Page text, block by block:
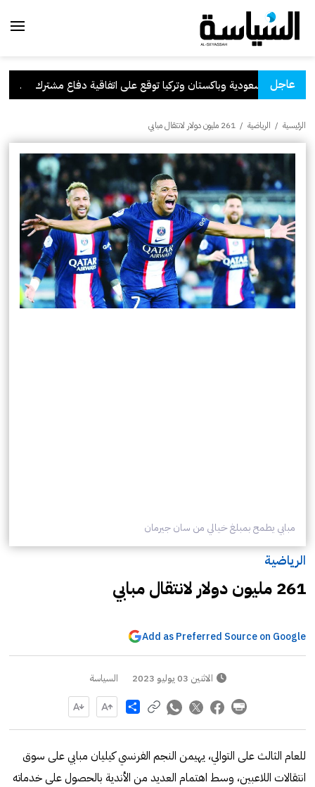
عاجلالسعودية وباكستان وتركيا توقع على اتفاقية دفاع مشترك .
الرئيسية / الرياضية / 261 مليون دولار لانتقال مبابي
مبابي يطمح بمبلغ خيالي من سان جيرمان
الرياضية
261 مليون دولار لانتقال مبابي
Add as Preferred Source on Google
الاثنين 03 يوليو 2023 السياسة
Share
للعام الثالث على التوالي، يهيمن النجم الفرنسي كيليان مبابي على سوق
انتقالات اللاعبين، وسط اهتمام العديد من الأندية بالحصول على خدماته